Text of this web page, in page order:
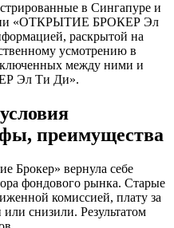
в Сингапуре и
«ОТКРЫТИЕ БРОКЕР Эл
раскрытой на
усмотрению в
между ними и
Эл Ти Ди».
преимущества
Брокер» вернула себе
фондового рынка. Старые
комиссией, плату за
снизили. Результатом